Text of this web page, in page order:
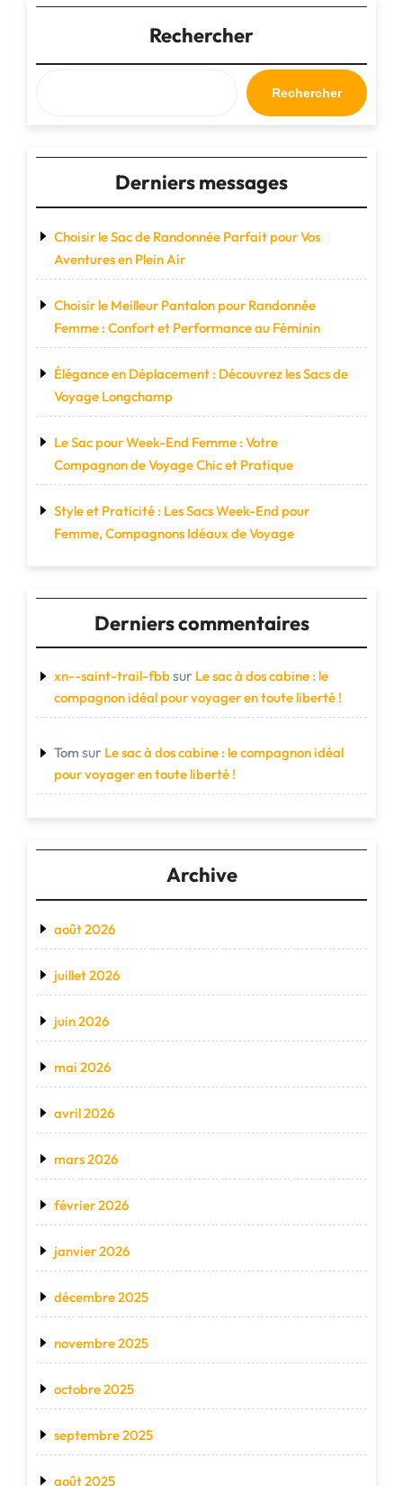
Femme
:
Alliez
Confort
et
Performance
Rechercher
Rechercher
Derniers messages
Choisir le Sac de Randonnée Parfait pour Vos
Aventures en Plein Air
Choisir le Meilleur Pantalon pour Randonnée
Femme : Confort et Performance au Féminin
Élégance en Déplacement : Découvrez les Sacs de
Voyage Longchamp
Le Sac pour Week-End Femme : Votre
Compagnon de Voyage Chic et Pratique
Style et Praticité : Les Sacs Week-End pour
Femme, Compagnons Idéaux de Voyage
Derniers commentaires
xn--saint-trail-fbbsur Le sac à dos cabine : le
compagnon idéal pour voyager en toute liberté !
Tom sur Le sac à dos cabine : le compagnon idéal
pour voyager en toute liberté !
Archive
août 2026
juillet 2026
juin 2026
mai 2026
avril 2026
mars 2026
février 2026
janvier 2026
décembre 2025
novembre 2025
octobre 2025
septembre 2025
août 2025